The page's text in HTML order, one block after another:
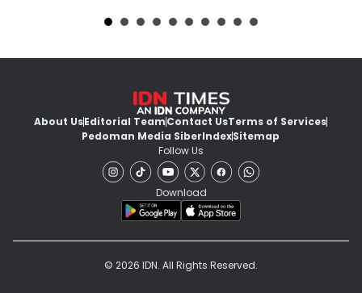
About UsEditorial TeamContact UsTerms of Services
Pedoman Media SiberIndexSitemap
Follow Us
Download
© 2026 IDN. All Rights Reserved.